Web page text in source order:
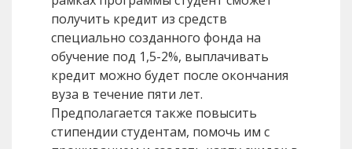
получить кредит из средств
специально созданного фонда на
обучение под 1,5-2%, выплачивать
кредит можно будет после окончания
вуза в течение пяти лет.
Предполагается также повысить
стипендии студентам, помочь им с